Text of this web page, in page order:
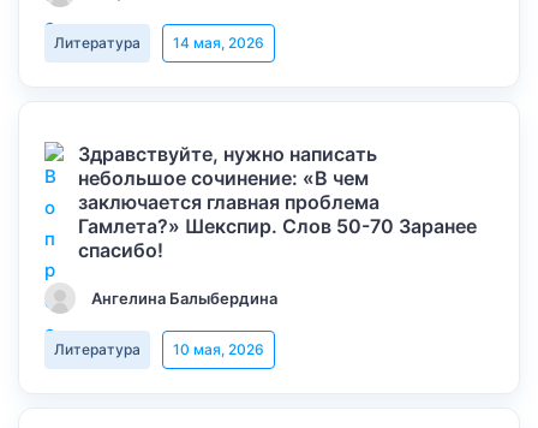
Литература 14 мая, 2026
Здравствуйте, нужно написать
небольшое сочинение: «В чем
заключается главная проблема
Гамлета?» Шекспир. Слов 50-70 Заранее
спасибо!
Ангелина Балыбердина
Литература 10 мая, 2026